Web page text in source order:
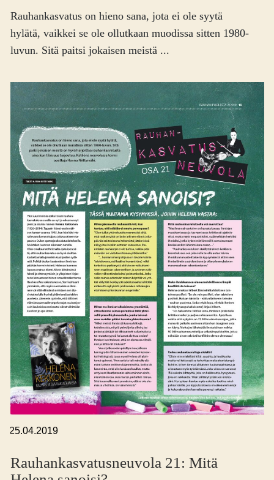
Rauhankasvatus on hieno sana, jota ei ole syytä
hylätä, vaikkei se ole ollutkaan muodissa sitten 1980-
luvun. Sitä paitsi jokaisen meistä ...
25.04.2019
Rauhankasvatus­neuvola 21: Mitä